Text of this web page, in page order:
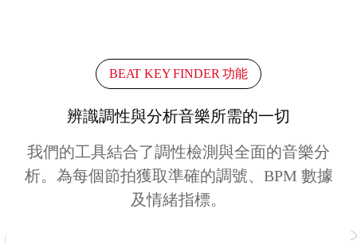
BEAT KEY FINDER 功能
辨識調性與分析音樂所需的一切
我們的工具結合了調性檢測與全面的音樂分
析。為每個節拍獲取準確的調號、BPM 數據
及情緒指標。